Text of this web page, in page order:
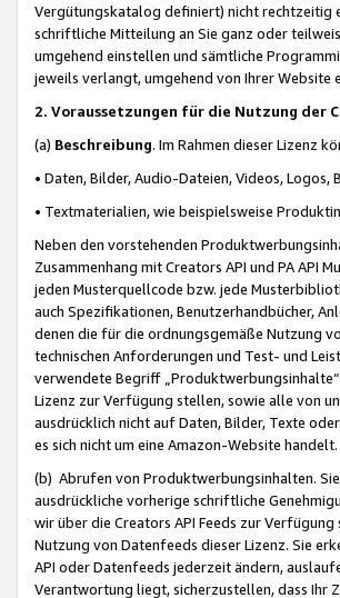
Vergütungskatalog definiert) nicht rechtzeitig
schriftliche Mitteilung an Sie ganz oder
umgehend einstellen und sämtliche
jeweils verlangt, umgehend von Ihrer
2. Voraussetzungen für die Nutzung der
(a) Beschreibung. Im Rahmen dieser Lizenz
• Daten, Bilder, Audio-Dateien, Videos,
• Textmaterialien, wie beispielsweise
Neben den vorstehenden
Zusammenhang mit Creators API und PA
jeden Musterquellcode bzw. jede
auch Spezifikationen, Benutzerhandbücher,
denen die für die ordnungsgemäße Nutzung
technischen Anforderungen und Test- und
verwendete Begriff
Lizenz zur Verfügung stellen, sowie alle von
ausdrücklich nicht auf Daten, Bilder, Texte
es sich nicht um eine Amazon-Website handelt.
(b) Abrufen von Produktwerbungsinhalten.
ausdrückliche vorherige schriftliche
wir über die Creators API Feeds zur
Nutzung von Datenfeeds dieser Lizenz. Sie
API oder Datenfeeds jederzeit ändern,
Verantwortung liegt, sicherzustellen, dass Ihr